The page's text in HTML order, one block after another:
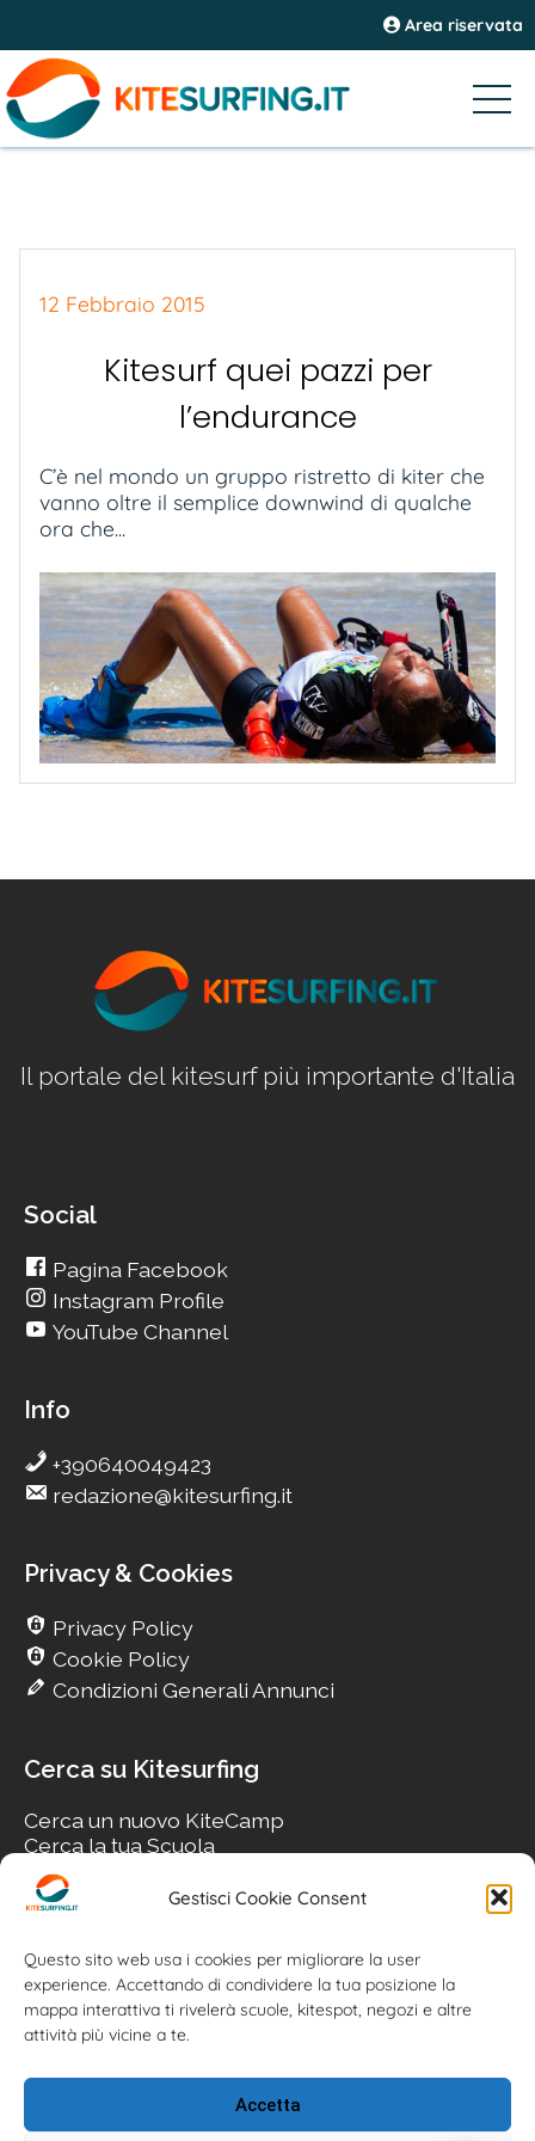
Gestisci Cookie Consent
Questo sito web usa i cookies per migliorare la user
experience. Accettando di condividere la tua posizione la
mappa interattiva ti rivelerà scuole, kitespot, negozi e altre
attività più vicine a te.
Accetta
Area riservata
12 Febbraio 2015
Kitesurf quei pazzi per
l’endurance
C’è nel mondo un gruppo ristretto di kiter che
vanno oltre il semplice downwind di qualche
ora che...
Il portale del kitesurf più importante d'Italia
Social
Pagina Facebook
Instagram Profile
YouTube Channel
Info
+390640049423
redazione@kitesurfing.it
Privacy & Cookies
Privacy Policy
Cookie Policy
Condizioni Generali Annunci
Cerca su Kitesurfing
Cerca un nuovo KiteCamp
Cerca la tua Scuola
Cerca il tuo KiteSpot
Cerca Accommodation